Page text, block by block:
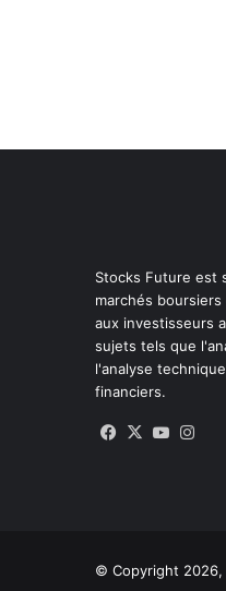
Stocks Future est
marchés
aux investisseurs
sujets tels que
l'analyse
financiers.
Facebook
X
© Copyright